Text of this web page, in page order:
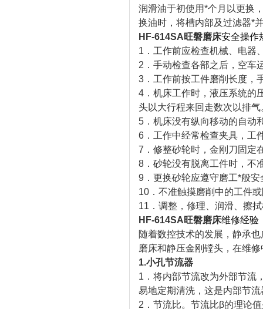
润滑油于初使用*个月以更换
换油时，将槽内部及过滤器*
HF-614SA 旺磐磨床安全操作
1．工作前应检查机械、电器
2．手动检查各部之后，空车
3．工作前按工件磨削长度，
4．机床工作时，液压系统的
头以大行程来回走数次以排气
5．机床没有纵向移动的自动
6．工作中经常检查夹具，工
7．修整砂轮时，金刚刀固定
8．砂轮没有脱离工件时，不
9．更换砂轮应遵守磨工*般安
10．不准触摸磨削中的工件
11．调整，修理、润滑、擦
HF-614SA 旺磐磨床维修经验
随着数控技术的发展，静承
磨床和静压金刚镗头，在维
1.小孔节流器
1．将内部节流改为外部节流
易地定期清洗，这是内部节流
2．节流比。节流比β的理论